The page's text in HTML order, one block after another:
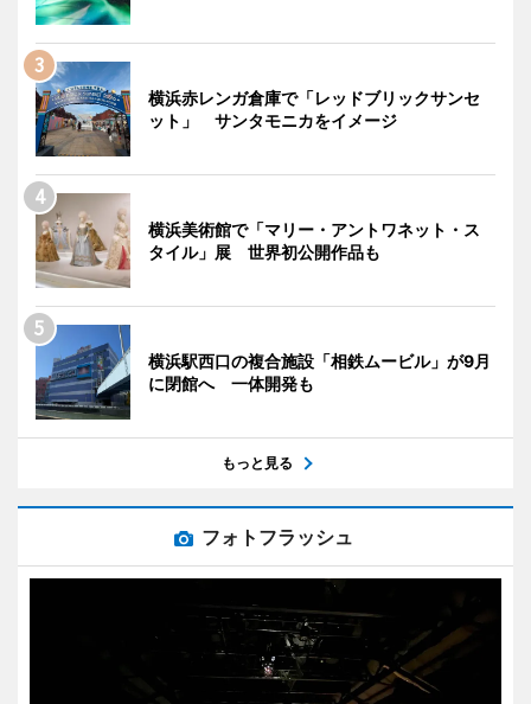
横浜赤レンガ倉庫で「レッドブリックサンセ
ット」 サンタモニカをイメージ
横浜美術館で「マリー・アントワネット・ス
タイル」展 世界初公開作品も
横浜駅西口の複合施設「相鉄ムービル」が9月
に閉館へ 一体開発も
もっと見る
フォトフラッシュ